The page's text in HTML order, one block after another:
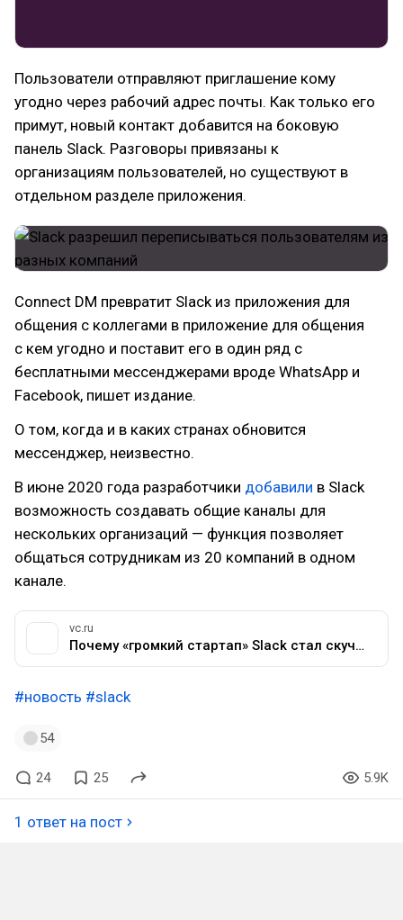
Пользователи отправляют приглашение кому
угодно через рабочий адрес почты. Как только его
примут, новый контакт добавится на боковую
панель Slack. Разговоры привязаны к
организациям пользователей, но существуют в
отдельном разделе приложения.
Connect DM превратит Slack из приложения для
общения с коллегами в приложение для общения
с кем угодно и поставит его в один ряд с
бесплатными мессенджерами вроде WhatsApp и
Facebook, пишет издание.
О том, когда и в каких странах обновится
мессенджер, неизвестно.
В июне 2020 года разработчики добавили в Slack
возможность создавать общие каналы для
нескольких организаций — функция позволяет
общаться сотрудникам из 20 компаний в одном
канале.
vc.ru
Почему «громкий стартап» Slack стал скучным — и это нормально — Истории на vc.ru
#новость #slack
54
24 25 5.9K
1 ответ на пост